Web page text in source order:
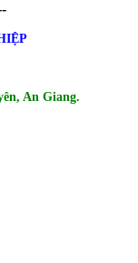
An Giang.